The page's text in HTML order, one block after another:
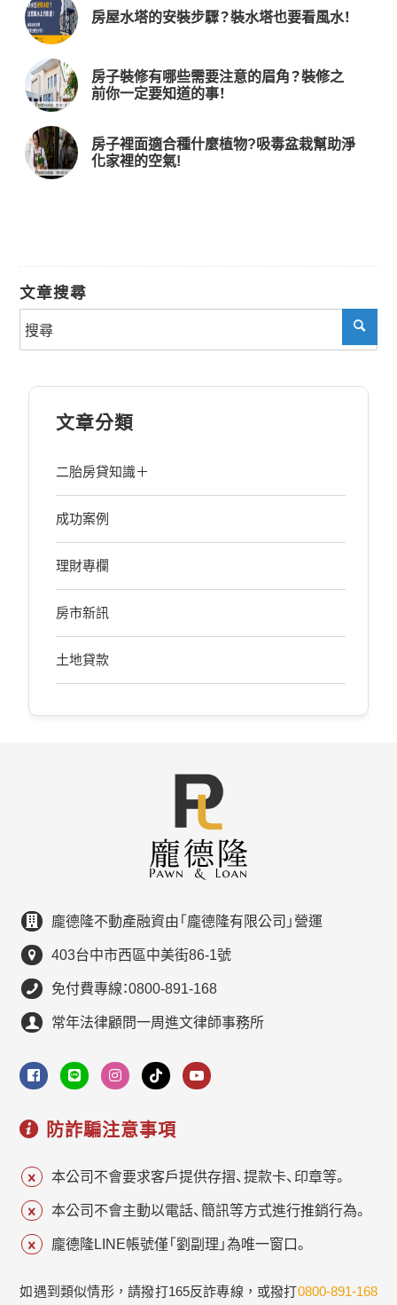
房屋水塔的安裝步驟？裝水塔也要看風水！
房子裝修有哪些需要注意的眉角？裝修之
前你一定要知道的事！
房子裡面適合種什麼植物?吸毒盆栽幫助淨
化家裡的空氣!
文章搜尋
文章分類
二胎房貸知識＋
成功案例
理財專欄
房市新訊
土地貸款
龐德隆不動產融資由「龐德隆有限公司」營運
403台中市西區中美街86-1號
免付費專線：0800-891-168
常年法律顧問一周進文律師事務所
防詐騙注意事項
本公司不會要求客戶提供存摺、提款卡、印章等。
本公司不會主動以電話、簡訊等方式進行推銷行為。
龐德隆LINE帳號僅「劉副理」為唯一窗口。
如遇到類似情形，請撥打165反詐專線，或撥打0800-891-168